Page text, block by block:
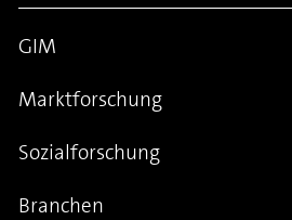
GIM
Marktforschung
Sozialforschung
Branchen